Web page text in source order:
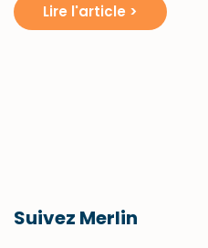
Lire l'article >
Suivez Merlin